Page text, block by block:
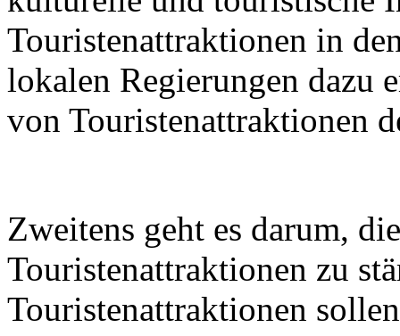
Touristenattraktionen in
lokalen Regierungen dazu
von Touristenattraktionen
Zweitens geht es darum,
Touristenattraktionen zu
Touristenattraktionen